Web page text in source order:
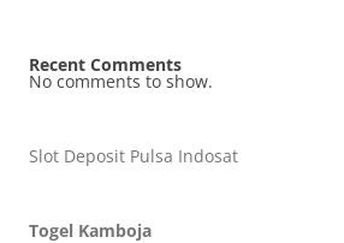
Recent Comments
No comments to show.
Slot Deposit Pulsa Indosat
Togel Kamboja